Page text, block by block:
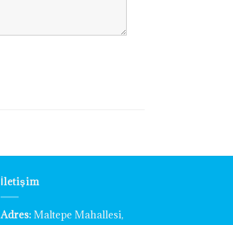
İletişim
Adres:Maltepe Mahallesi,